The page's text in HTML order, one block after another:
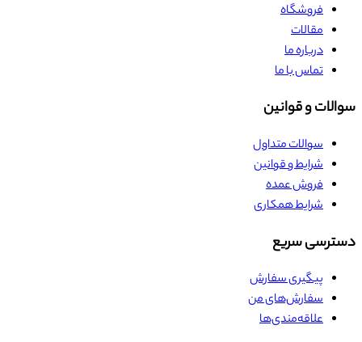
فروشگاه
مقالات
درباره ما
تماس با ما
سوالات و قوانین
سوالات متداول
شرایط و قوانین
فروش عمده
شرایط همکاری
دسترسی سریع
پیگیری سفارش
سفارش‌های من
علاقه‌مندی‌ها